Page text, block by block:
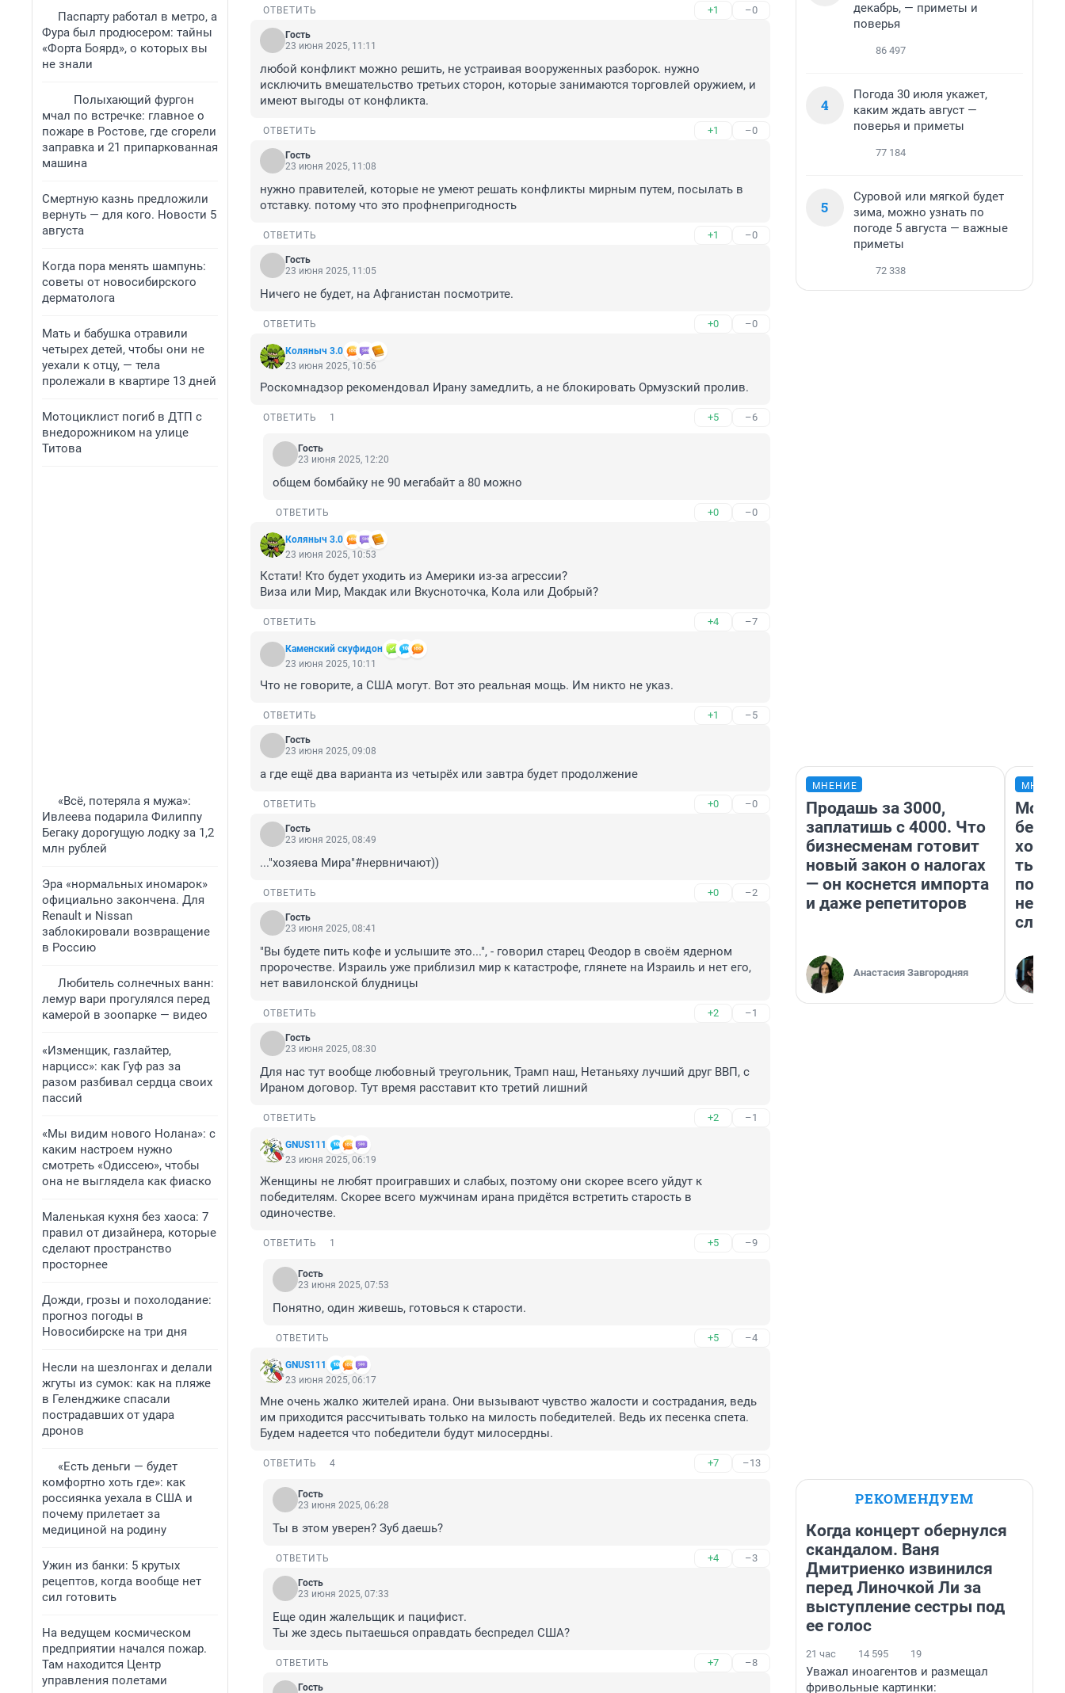
Паспарту работал в метро, а
Фура был продюсером: тайны
«Форта Боярд», о которых вы
не знали
Полыхающий фургон
мчал по встречке: главное о
пожаре в Ростове, где сгорели
заправка и 21 припаркованная
машина
Смертную казнь предложили
вернуть — для кого. Новости 5
августа
Когда пора менять шампунь:
советы от новосибирского
дерматолога
Мать и бабушка отравили
четырех детей, чтобы они не
уехали к отцу, — тела
пролежали в квартире 13 дней
Мотоциклист погиб в ДТП с
внедорожником на улице
Титова
«Всё, потеряла я мужа»:
Ивлеева подарила Филиппу
Бегаку дорогущую лодку за 1,2
млн рублей
Эра «нормальных иномарок»
официально закончена. Для
Renault и Nissan
заблокировали возвращение
в Россию
Любитель солнечных ванн:
лемур вари прогулялся перед
камерой в зоопарке — видео
«Изменщик, газлайтер,
нарцисс»: как Гуф раз за
разом разбивал сердца своих
пассий
«Мы видим нового Нолана»: с
каким настроем нужно
смотреть «Одиссею», чтобы
она не выглядела как фиаско
Маленькая кухня без хаоса: 7
правил от дизайнера, которые
сделают пространство
просторнее
Дожди, грозы и похолодание:
прогноз погоды в
Новосибирске на три дня
Несли на шезлонгах и делали
жгуты из сумок: как на пляже
в Геленджике спасали
пострадавших от удара
дронов
«Есть деньги — будет
комфортно хоть где»: как
россиянка уехала в США и
почему прилетает за
медициной на родину
Ужин из банки: 5 крутых
рецептов, когда вообще нет
сил готовить
На ведущем космическом
предприятии начался пожар.
Там находится Центр
управления полетами
ОТВЕТИТЬ +1 –0
Гость
23 июня 2025, 11:11
любой конфликт можно решить, не устраивая вооруженных разборок. нужно
исключить вмешательство третьих сторон, которые занимаются торговлей оружием, и
имеют выгоды от конфликта.
ОТВЕТИТЬ +1 –0
Гость
23 июня 2025, 11:08
нужно правителей, которые не умеют решать конфликты мирным путем, посылать в
отставку. потому что это профнепригодность
ОТВЕТИТЬ +1 –0
Гость
23 июня 2025, 11:05
Ничего не будет, на Афганистан посмотрите.
ОТВЕТИТЬ +0 –0
Коляныч 3.0
23 июня 2025, 10:56
Роскомнадзор рекомендовал Ирану замедлить, а не блокировать Ормузский пролив.
ОТВЕТИТЬ 1 +5 –6
Гость
23 июня 2025, 12:20
общем бомбайку не 90 мегабайт а 80 можно
ОТВЕТИТЬ +0 –0
Коляныч 3.0
23 июня 2025, 10:53
Кстати! Кто будет уходить из Америки из-за агрессии?
Виза или Мир, Макдак или Вкусноточка, Кола или Добрый?
ОТВЕТИТЬ +4 –7
Каменский скуфидон
23 июня 2025, 10:11
Что не говорите, а США могут. Вот это реальная мощь. Им никто не указ.
ОТВЕТИТЬ +1 –5
Гость
23 июня 2025, 09:08
а где ещё два варианта из четырёх или завтра будет продолжение
ОТВЕТИТЬ +0 –0
Гость
23 июня 2025, 08:49
..."хозяева Мира"#нервничают))
ОТВЕТИТЬ +0 –2
Гость
23 июня 2025, 08:41
"Вы будете пить кофе и услышите это...", - говорил старец Феодор в своём ядерном
пророчестве. Израиль уже приблизил мир к катастрофе, глянете на Израиль и нет его,
нет вавилонской блудницы
ОТВЕТИТЬ +2 –1
Гость
23 июня 2025, 08:30
Для нас тут вообще любовный треугольник, Трамп наш, Нетаньяху лучший друг ВВП, с
Ираном договор. Тут время расставит кто третий лишний
ОТВЕТИТЬ +2 –1
GNUS111
23 июня 2025, 06:19
Женщины не любят проигравших и слабых, поэтому они скорее всего уйдут к
победителям. Скорее всего мужчинам ирана придётся встретить старость в
одиночестве.
ОТВЕТИТЬ 1 +5 –9
Гость
23 июня 2025, 07:53
Понятно, один живешь, готовься к старости.
ОТВЕТИТЬ +5 –4
GNUS111
23 июня 2025, 06:17
Мне очень жалко жителей ирана. Они вызывают чувство жалости и сострадания, ведь
им приходится рассчитывать только на милость победителей. Ведь их песенка спета.
Будем надеется что победители будут милосердны.
ОТВЕТИТЬ 4 +7 –13
Гость
23 июня 2025, 06:28
Ты в этом уверен? Зуб даешь?
ОТВЕТИТЬ +4 –3
Гость
23 июня 2025, 07:33
Еще один жалельщик и пацифист.
Ты же здесь пытаешься оправдать беспредел США?
ОТВЕТИТЬ +7 –8
Гость
декабрь, — приметы и
поверья
86 497
4
Погода 30 июля укажет,
каким ждать август —
поверья и приметы
77 184
5
Суровой или мягкой будет
зима, можно узнать по
погоде 5 августа — важные
приметы
72 338
МНЕНИЕ
Продашь за 3000,
заплатишь с 4000. Что
бизнесменам готовит
новый закон о налогах
— он коснется импорта
и даже репетиторов
Анастасия Завгородняя
Мой
ней
РЕКОМЕНДУЕМ
Когда концерт обернулся
скандалом. Ваня
Дмитриенко извинился
перед Линочкой Ли за
выступление сестры под
ее голос
21 час 14 595 19
Уважал иноагентов и размещал
фривольные картинки: